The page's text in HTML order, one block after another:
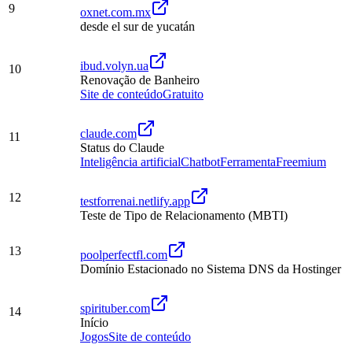
9
oxnet.com.mx
desde el sur de yucatán
10
ibud.volyn.ua
Renovação de Banheiro
Site de conteúdoGratuito
11
claude.com
Status do Claude
Inteligência artificialChatbotFerramentaFreemium
12
testforrenai.netlify.app
Teste de Tipo de Relacionamento (MBTI)
13
poolperfectfl.com
Domínio Estacionado no Sistema DNS da Hostinger
14
spirituber.com
Início
JogosSite de conteúdo